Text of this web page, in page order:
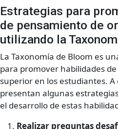
Estrategias para
de pensamiento de
utilizando la
La Taxonomía de Bloom es
para promover habilidades
superior en los estudiantes.
presentan algunas
el desarrollo de estas
Realizar preguntas